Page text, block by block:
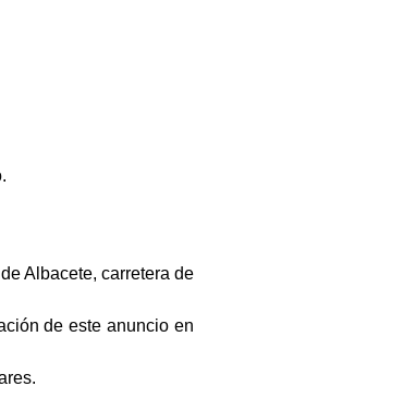
Albacete, carretera de
de este anuncio en